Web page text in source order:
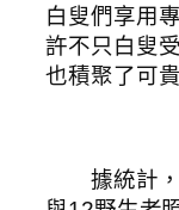
白叟們享用
許不只白叟
也積聚了可
據統計，